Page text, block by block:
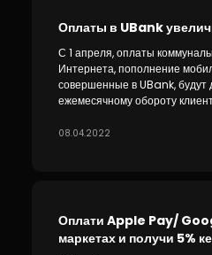
Оплаты в UBank
С 1 апреля, оплаты
Интернета, пополнение
совершенные в UBank, будут
ежемесячному обороту
08.04.2022
Оплати Apple Pay/
маркетах и получи 5%